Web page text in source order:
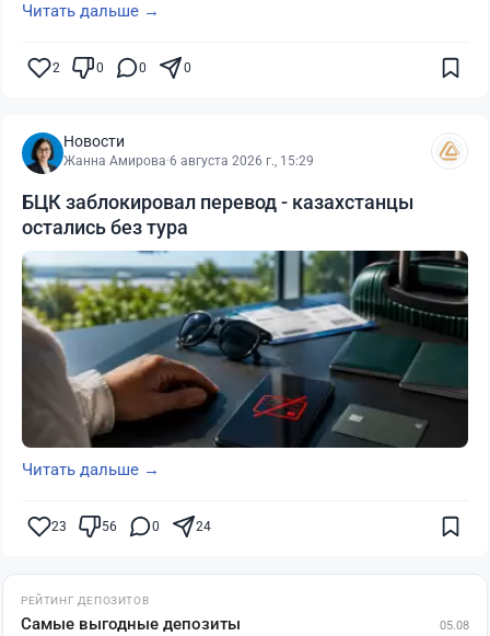
Читать дальше →
2 0 0 0
Новости
Жанна Амирова·6 августа 2026 г., 15:29
БЦК заблокировал перевод - казахстанцы
остались без тура
Читать дальше →
23 56 0 24
РЕЙТИНГ ДЕПОЗИТОВ
Самые выгодные депозиты 05.08